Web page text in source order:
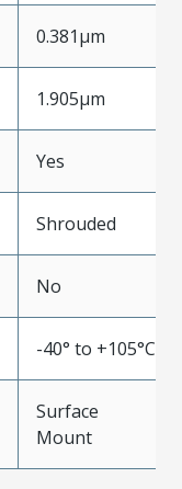
0.381µm
1.905µm
Yes
Shrouded
No
-40° to +105°C
Surface
Mount